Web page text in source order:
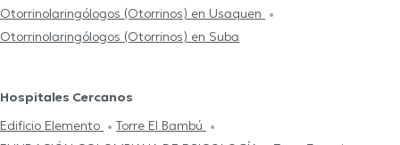
Otorrinolaringólogos (Otorrinos) en Usaquen
Otorrinolaringólogos (Otorrinos) en Suba
Hospitales Cercanos
Edificio Elemento
Torre El Bambú